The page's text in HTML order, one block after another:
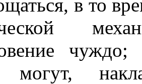
в то
чуждо;
могут,